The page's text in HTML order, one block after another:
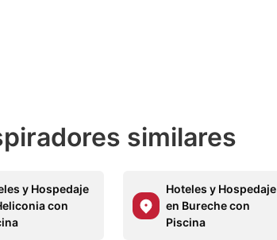
similares
y Hospedaje
con
Hoteles y Hospedaje
en Bureche con
Piscina